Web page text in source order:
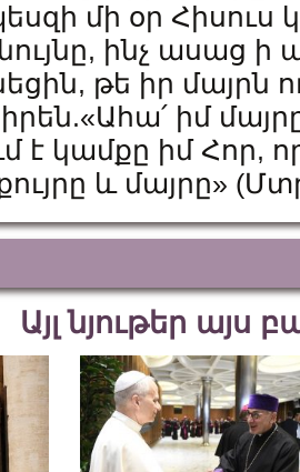
մի օր Հիսուս
ինչ ասաց
թե իր մայրն
իմ
է կամքը իմ Հոր,
և մայրը»
Այլ նյութեր այս